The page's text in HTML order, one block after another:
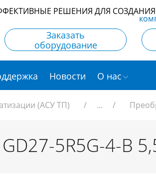
РЕШЕНИЯ ДЛЯ
Заказать
оборудование
Новости О нас
(АСУ ТП) / ... /
5R5G-4-B